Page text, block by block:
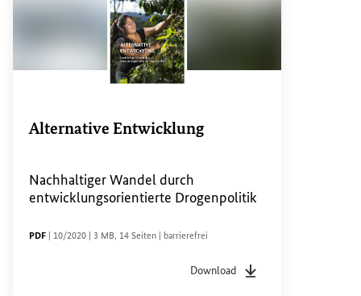
Alternative Entwicklung
Nachhaltiger Wandel durch
entwicklungsorientierte Drogenpolitik
DATEITYP
PDF Sachstandsdatum
10/2020 Dateigröße
3 MB, Seiten
14 Seiten Zugänglichkeit
barrierefrei
Download
DateityppdfSachstandsdatum